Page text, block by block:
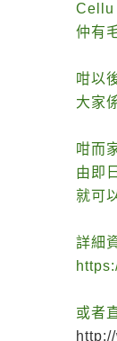
Cellu
仲有
咁以
大家
咁而
由即
就可
詳細
或者